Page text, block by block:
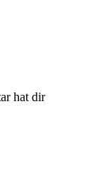
hat dir